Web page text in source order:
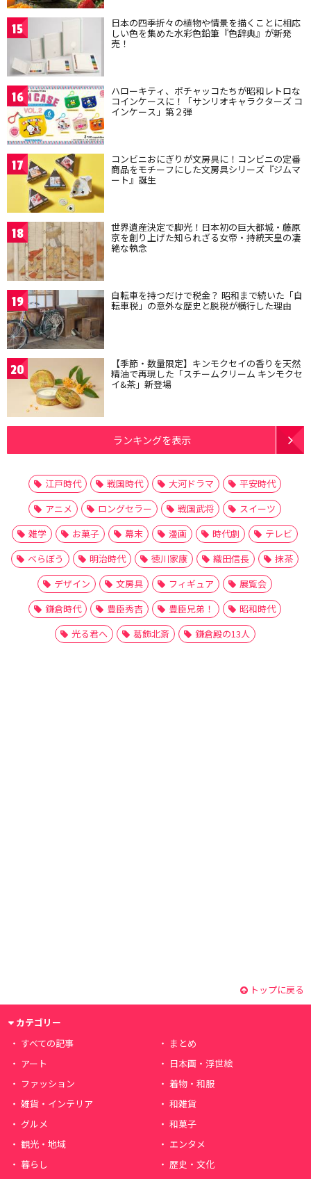
15 日本の四季折々の植物や情景を描くことに相応
しい色を集めた水彩色鉛筆『色辞典』が新発
売！
16 ハローキティ、ポチャッコたちが昭和レトロな
コインケースに！「サンリオキャラクターズ コ
インケース」第２弾
17 コンビニおにぎりが文房具に！コンビニの定番
商品をモチーフにした文房具シリーズ『ジムマ
ート』誕生
18 世界遺産決定で脚光！日本初の巨大都城・藤原
京を創り上げた知られざる女帝・持統天皇の凄
絶な執念
19 自転車を持つだけで税金？ 昭和まで続いた「自
転車税」の意外な歴史と脱税が横行した理由
20 【季節・数量限定】キンモクセイの香りを天然
精油で再現した「スチームクリーム キンモクセ
イ&茶」新登場
ランキングを表示
江戸時代 戦国時代 大河ドラマ
平安時代
アニメ
ロングセラー 戦国武将
スイーツ
雑学
お菓子 幕末 漫画 時代劇
テレビ
べらぼう
明治時代 徳川家康 織田信長
抹茶
デザイン
文房具 フィギュア
展覧会
鎌倉時代
豊臣秀吉 豊臣兄弟！
昭和時代
光る君へ
葛飾北斎 鎌倉殿の13人
トップに戻る
カテゴリー
すべての記事
まとめ
アート
日本画・浮世絵
ファッション
着物・和服
雑貨・インテリア
和雑貨
グルメ
和菓子
観光・地域
エンタメ
暮らし
歴史・文化